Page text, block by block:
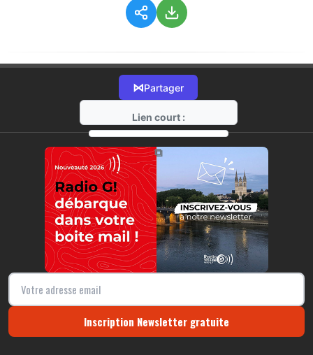
⋈Partager
Lien court :
https://radio-g.fr?9172
⧉
Inscription Newsletter gratuite